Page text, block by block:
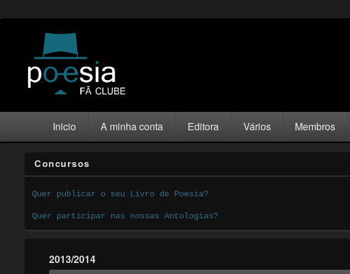
Inicio A minha conta Editora Vários Membros
Concursos
Quer publicar o seu Livro de Poesia?
Quer participar nas nossas Antologias?
2013/2014